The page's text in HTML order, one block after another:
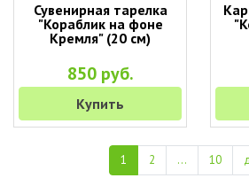
Сувенирная тарелка
"Кораблик на фоне
Кремля" (20 см)
850 руб.
Купить
1 2 ... 10